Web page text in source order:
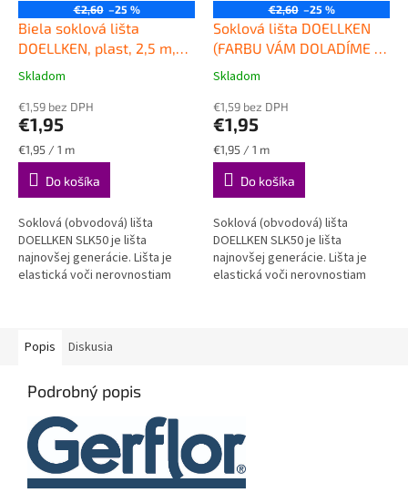
€2,60 –25 %
Biela soklová lišta
DOELLKEN, plast, 2,5 m,
výška 50 mm
DOELLKEN SLK50
Priemerné
produktu
je
5,0
z
hviezdičiek.
Skladom
€1,59 bez DPH
€1,95
Jednotková
cena:
€1,95 / 1 m
Do košíka
Soklová (obvodová) lišta
DOELLKEN SLK50 je lišta
najnovšej generácie. Lišta je
elastická voči nerovnostiam
€2,60 –25 %
Soklová lišta DOELLKEN
(FARBU VÁM DOLADÍME K
PODLAHE), plast, 2,5 m,
plastová obvodová lišta
DOELLKEN SLK50
Priemerné
produktu
je
4,5
z
hviezdičiek.
Skladom
€1,59 bez DPH
€1,95
Jednotková
cena:
€1,95 / 1 m
Do košíka
Soklová (obvodová) lišta
DOELLKEN SLK50 je lišta
najnovšej generácie. Lišta je
elastická voči nerovnostiam
Popis Diskusia
Podrobný popis